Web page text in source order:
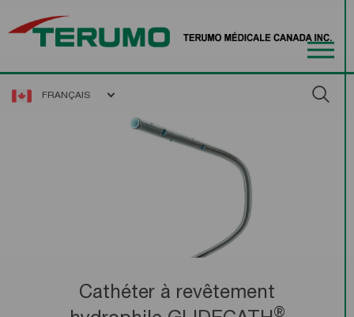
FRANÇAIS
Cathéter à revêtement
®